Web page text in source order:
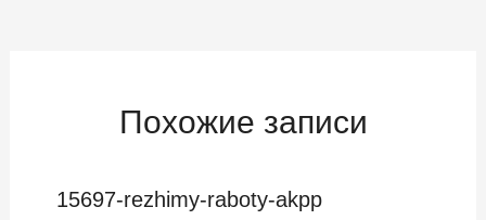
Похожие записи
15697-rezhimy-raboty-akpp